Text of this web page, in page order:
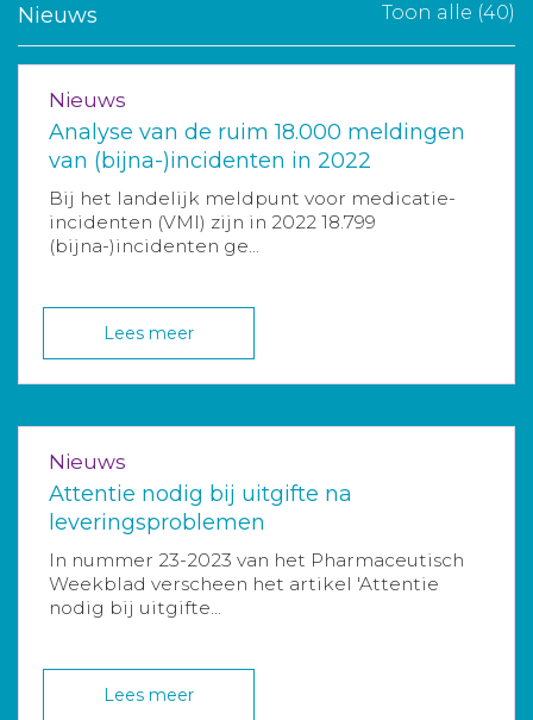
Nieuws Toon alle (40)
Nieuws
Analyse van de ruim 18.000 meldingen
van (bijna-)incidenten in 2022
Bij het landelijk meldpunt voor medicatie-
incidenten (VMI) zijn in 2022 18.799
(bijna-)incidenten ge...
Lees meer
Nieuws
Attentie nodig bij uitgifte na
leveringsproblemen
In nummer 23-2023 van het Pharmaceutisch
Weekblad verscheen het artikel 'Attentie
nodig bij uitgifte...
Lees meer